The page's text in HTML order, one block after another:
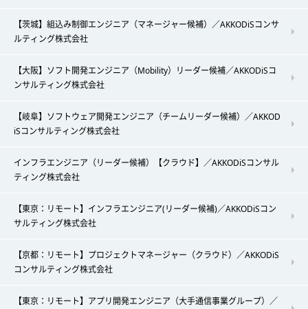
【茨城】組込み制御エンジニア（マネージャー候補）／AKKODiSコンサ
ルティング株式会社
【大阪】ソフト開発エンジニア（Mobility）リーダー候補／AKKODiSコ
ンサルティング株式会社
【岐阜】ソフトウェア開発エンジニア（チームリーダー候補）／AKKOD
iSコンサルティング株式会社
インフラエンジニア（リーダー候補）【クラウド】／AKKODiSコンサル
ティング株式会社
【東京：リモート】インフラエンジニア(リーダー候補)／AKKODiSコン
サルティング株式会社
【京都：リモート】プロジェクトマネージャー（クラウド）／AKKODiS
コンサルティング株式会社
【東京：リモート】アプリ開発エンジニア（大手通信事業グループ）／